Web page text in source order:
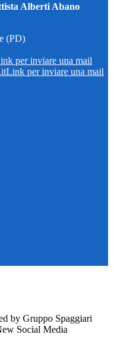
Alberti Abano
(PD)
per inviare una mail
Link per inviare una mail
by Gruppo Spaggiari
Social Media